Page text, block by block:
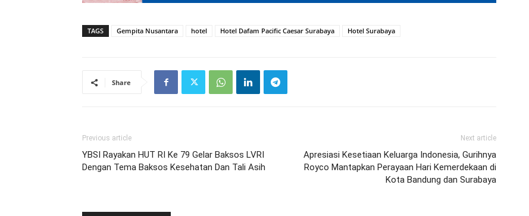
TAGS Gempita Nusantara hotel Hotel Dafam Pacific Caesar Surabaya Hotel Surabaya
Share
Previous article
YBSI Rayakan HUT RI Ke 79 Gelar Baksos LVRI
Dengan Tema Baksos Kesehatan Dan Tali Asih
Next article
Apresiasi Kesetiaan Keluarga Indonesia, Gurihnya
Royco Mantapkan Perayaan Hari Kemerdekaan di
Kota Bandung dan Surabaya